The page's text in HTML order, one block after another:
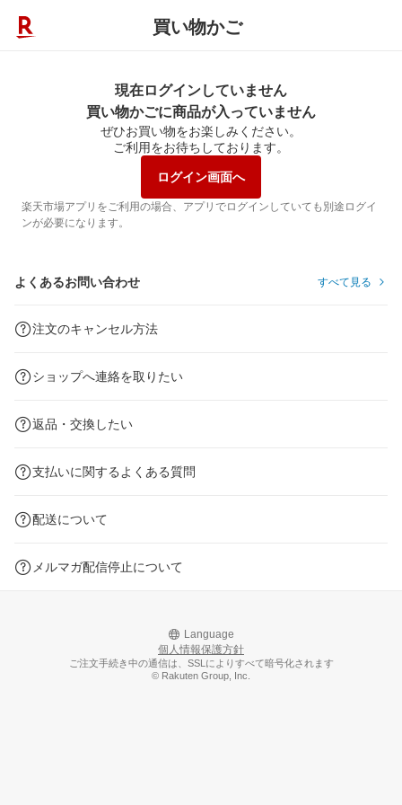
買い物かご
現在ログインしていません
買い物かごに商品が入っていません
ぜひお買い物をお楽しみください。
ご利用をお待ちしております。
ログイン画面へ
楽天市場アプリをご利用の場合、アプリでログインしていても別途ログイ
ンが必要になります。
よくあるお問い合わせ すべて見る
注文のキャンセル方法
ショップへ連絡を取りたい
返品・交換したい
支払いに関するよくある質問
配送について
メルマガ配信停止について
Language
個人情報保護方針
ご注文手続き中の通信は、SSLによりすべて暗号化されます
© Rakuten Group, Inc.